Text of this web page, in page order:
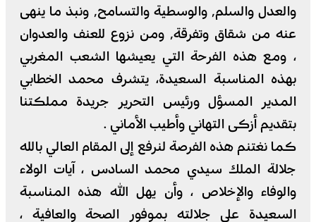
والعدل والسلم٬ والوسطية والتسامح٬ ونبذ ما ينهى
عنه من شقاق وتفرقة٬ ومن نزوع للعنف والعدوان
، ومع هذه الفرحة التي يعيشها الشعب المغربي
بهذه المناسبة السعيدة، يتشرف محمد الخطابي
المدير المسؤل ورئيس التحرير جريدة مملكتنا
بتقديم أزكى التهاني وأطيب الأماني .
كما نغتنم هذه الفرصة لنرفع إلى المقام العالي بالله
جلالة الملك سيدي محمد السادس ، آيات الولاء
والوفاء والإخلاص ، وأن يهل الله هذه المناسبة
السعيدة على جلالته بموفور الصحة والعافية ،